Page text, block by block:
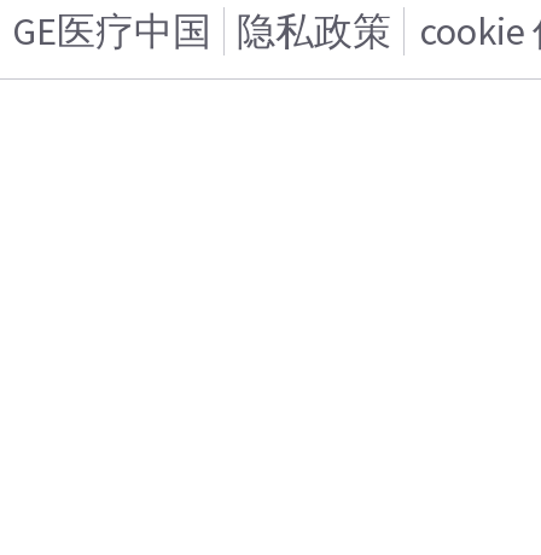
GE医疗中国 隐私政策 cookie